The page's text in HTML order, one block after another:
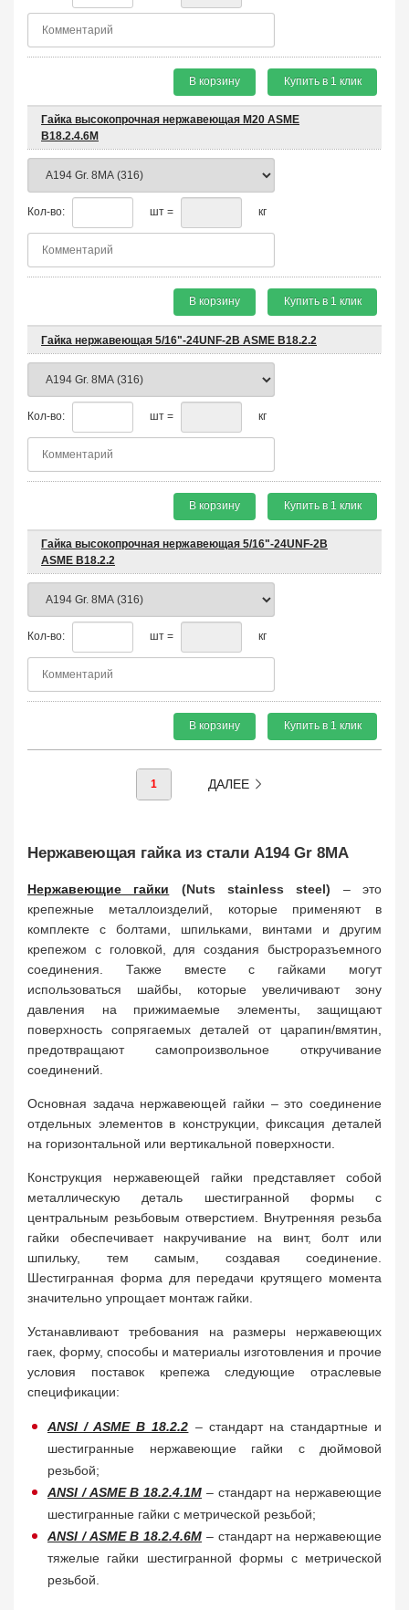
В корзину Купить в 1 клик
Гайка высокопрочная нержавеющая М20 ASME
B18.2.4.6M
Кол-во: шт = кг
В корзину Купить в 1 клик
Гайка нержавеющая 5/16"-24UNF-2B ASME B18.2.2
Кол-во: шт = кг
В корзину Купить в 1 клик
Гайка высокопрочная нержавеющая 5/16"-24UNF-2B
ASME B18.2.2
Кол-во: шт = кг
В корзину Купить в 1 клик
1 ДАЛЕЕ
Нержавеющая гайка из стали A194 Gr 8MA
Нержавеющие гайки (Nuts stainless steel) – это
крепежные металлоизделий, которые применяют в
комплекте с болтами, шпильками, винтами и другим
крепежом с головкой, для создания быстроразъемного
соединения. Также вместе с гайками могут
использоваться шайбы, которые увеличивают зону
давления на прижимаемые элементы, защищают
поверхность сопрягаемых деталей от царапин/вмятин,
предотвращают самопроизвольное откручивание
соединений.
Основная задача нержавеющей гайки – это соединение
отдельных элементов в конструкции, фиксация деталей
на горизонтальной или вертикальной поверхности.
Конструкция нержавеющей гайки представляет собой
металлическую деталь шестигранной формы с
центральным резьбовым отверстием. Внутренняя резьба
гайки обеспечивает накручивание на винт, болт или
шпильку, тем самым, создавая соединение.
Шестигранная форма для передачи крутящего момента
значительно упрощает монтаж гайки.
Устанавливают требования на размеры нержавеющих
гаек, форму, способы и материалы изготовления и прочие
условия поставок крепежа следующие отраслевые
спецификации:
ANSI / ASME B 18.2.2 – стандарт на стандартные и
шестигранные нержавеющие гайки с дюймовой
резьбой;
ANSI / ASME B 18.2.4.1M – стандарт на нержавеющие
шестигранные гайки с метрической резьбой;
ANSI / ASME B 18.2.4.6M – стандарт на нержавеющие
тяжелые гайки шестигранной формы с метрической
резьбой.